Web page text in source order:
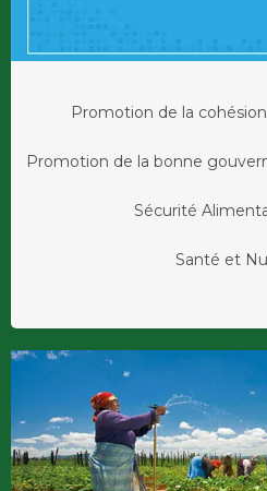
Promotion de la
Promotion de la bonne
Sécurité
Santé et